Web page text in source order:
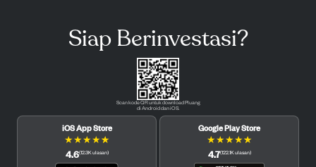
Siap Berinvestasi?
Scan kode QR untuk download Pluang
di Android dan iOS.
iOS App Store
★★★★★
4.6(12.3Kulasan)
Google Play Store
★★★★★
4.7(122.1Kulasan)